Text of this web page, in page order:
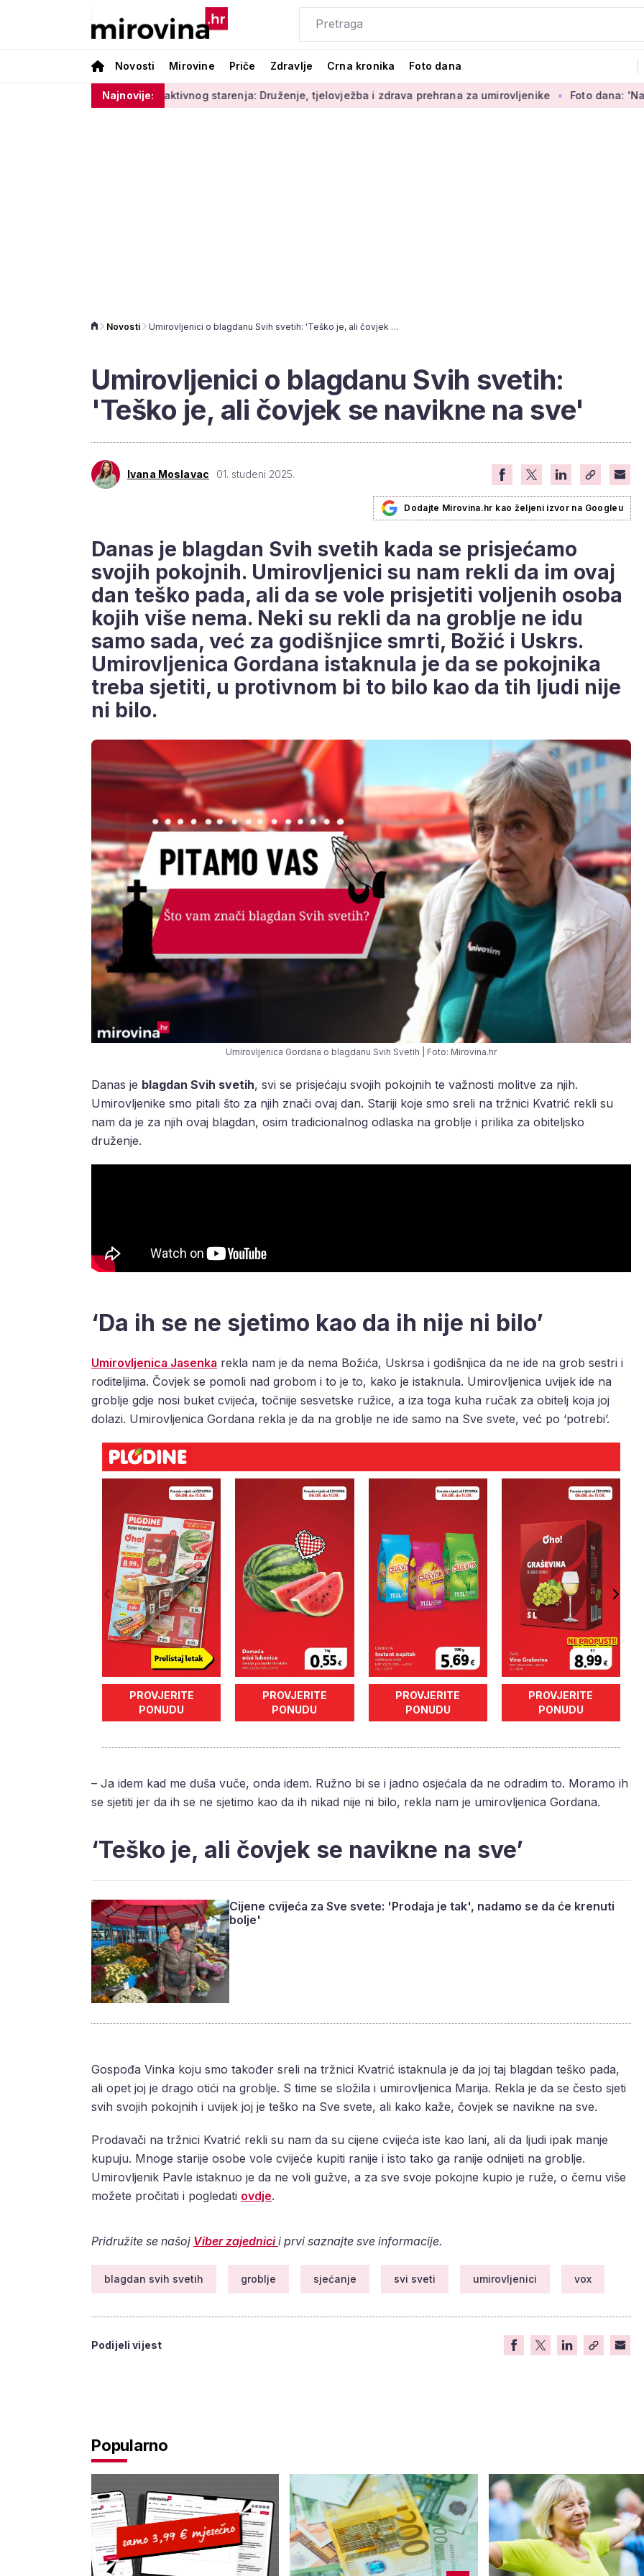
Novosti Mirovine Priče Zdravlje Crna kronika Foto dana
Najnovije:
Radionice aktivnog starenja: Druženje, tjelovježba i zdrava prehrana za umirovljenike Foto dana: 'Najljepši dio
Novosti Umirovljenici o blagdanu Svih svetih: 'Teško je, ali čovjek se navikne na sve'
Umirovljenici o blagdanu Svih svetih:
'Teško je, ali čovjek se navikne na sve'
Ivana Moslavac 01. studeni 2025.
Dodajte Mirovina.hr kao željeni izvor na Googleu
Danas je blagdan Svih svetih kada se prisjećamo
svojih pokojnih. Umirovljenici su nam rekli da im ovaj
dan teško pada, ali da se vole prisjetiti voljenih osoba
kojih više nema. Neki su rekli da na groblje ne idu
samo sada, već za godišnjice smrti, Božić i Uskrs.
Umirovljenica Gordana istaknula je da se pokojnika
treba sjetiti, u protivnom bi to bilo kao da tih ljudi nije
ni bilo.
Umirovljenica Gordana o blagdanu Svih Svetih | Foto: Mirovina.hr
Danas je blagdan Svih svetih, svi se prisjećaju svojih pokojnih te važnosti molitve za njih.
Umirovljenike smo pitali što za njih znači ovaj dan. Stariji koje smo sreli na tržnici Kvatrić rekli su
nam da je za njih ovaj blagdan, osim tradicionalnog odlaska na groblje i prilika za obiteljsko
druženje.
‘Da ih se ne sjetimo kao da ih nije ni bilo’
Umirovljenica Jasenka rekla nam je da nema Božića, Uskrsa i godišnjica da ne ide na grob sestri i
roditeljima. Čovjek se pomoli nad grobom i to je to, kako je istaknula. Umirovljenica uvijek ide na
groblje gdje nosi buket cvijeća, točnije sesvetske ružice, a iza toga kuha ručak za obitelj koja joj
dolazi. Umirovljenica Gordana rekla je da na groblje ne ide samo na Sve svete, već po ‘potrebi’.
PROVJERITE
PONUDU
PROVJERITE
PONUDU
PROVJERITE
PONUDU
PROVJERITE
PONUDU
– Ja idem kad me duša vuče, onda idem. Ružno bi se i jadno osjećala da ne odradim to. Moramo ih
se sjetiti jer da ih se ne sjetimo kao da ih nikad nije ni bilo, rekla nam je umirovljenica Gordana.
‘Teško je, ali čovjek se navikne na sve’
Cijene cvijeća za Sve svete: 'Prodaja je tak', nadamo se da će krenuti
bolje'
Gospođa Vinka koju smo također sreli na tržnici Kvatrić istaknula je da joj taj blagdan teško pada,
ali opet joj je drago otići na groblje. S time se složila i umirovljenica Marija. Rekla je da se često sjeti
svih svojih pokojnih i uvijek joj je teško na Sve svete, ali kako kaže, čovjek se navikne na sve.
Prodavači na tržnici Kvatrić rekli su nam da su cijene cvijeća iste kao lani, ali da ljudi ipak manje
kupuju. Mnoge starije osobe vole cvijeće kupiti ranije i isto tako ga ranije odnijeti na groblje.
Umirovljenik Pavle istaknuo je da ne voli gužve, a za sve svoje pokojne kupio je ruže, o čemu više
možete pročitati i pogledati ovdje.
Pridružite se našoj Viber zajednicii prvi saznajte sve informacije.
blagdan svih svetih groblje sjećanje svi sveti umirovljenici vox
Podijeli vijest
Popularno